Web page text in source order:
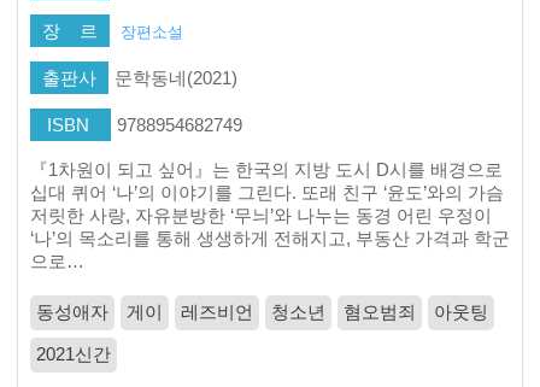
장 르 장편소설
출판사 문학동네(2021)
ISBN 9788954682749
『1차원이 되고 싶어』는 한국의 지방 도시 D시를 배경으로
십대 퀴어 ‘나’의 이야기를 그린다. 또래 친구 ‘윤도’와의 가슴
저릿한 사랑, 자유분방한 ‘무늬’와 나누는 동경 어린 우정이
‘나’의 목소리를 통해 생생하게 전해지고, 부동산 가격과 학군
으로…
동성애자 게이 레즈비언 청소년 혐오범죄 아웃팅
2021신간